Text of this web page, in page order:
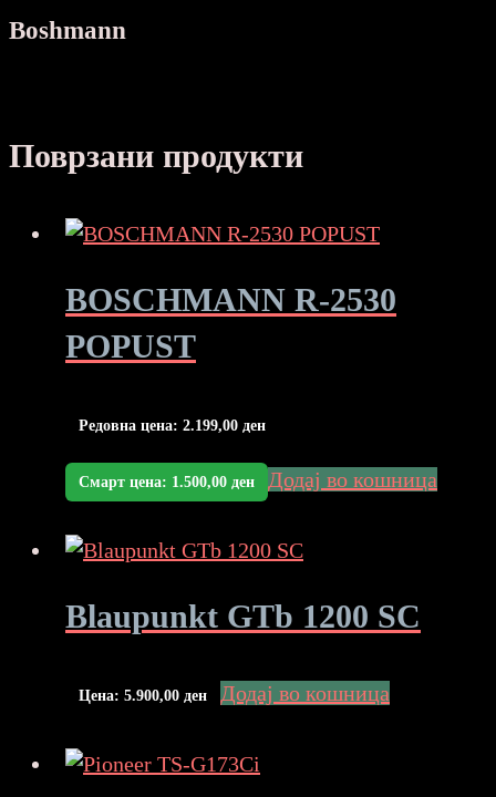
Boshmann
Поврзани продукти
BOSCHMANN R-2530
POPUST
Редовна цена: 2.199,00 ден
Смарт цена: 1.500,00 ден Додај во кошница
Blaupunkt GTb 1200 SC
Цена: 5.900,00 ден Додај во кошница